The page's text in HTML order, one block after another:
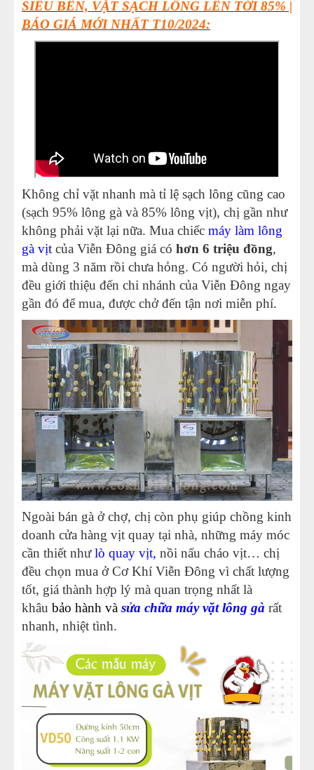
SIÊU BÊN, VẶT SẠCH LÔNG LÊN TỚI 85% |
BÁO GIÁ MỚI NHẤT T10/2024:
Không chỉ vặt nhanh mà tỉ lệ sạch lông cũng cao
(sạch 95% lông gà và 85% lông vịt), chị gần như
không phải vặt lại nữa. Mua chiếc máy làm lông
gà vịt của Viễn Đông giá có hơn 6 triệu đồng,
mà dùng 3 năm rồi chưa hỏng. Có người hỏi, chị
đều giới thiệu đến chi nhánh của Viễn Đông ngay
gần đó để mua, được chở đến tận nơi miễn phí.
Ngoài bán gà ở chợ, chị còn phụ giúp chồng kinh
doanh cửa hàng vịt quay tại nhà, những máy móc
cần thiết nhưlò quay vịt, nồi nấu cháo vịt… chị
đều chọn mua ở Cơ Khí Viễn Đông vì chất lượng
tốt, giá thành hợp lý mà quan trọng nhất là
khâu bảo hành và sửa chữa máy vặt lông gà rất
nhanh, nhiệt tình.